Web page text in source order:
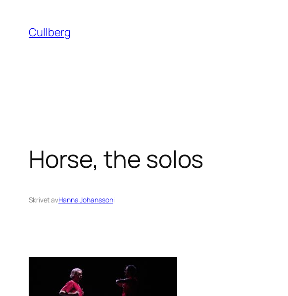
innehåll
Cullberg
Horse, the solos
Skrivet avHanna Johanssoni